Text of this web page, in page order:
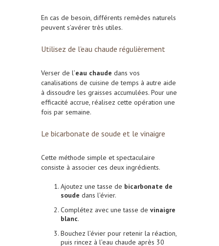
En cas de besoin, différents remèdes naturels
peuvent s’avérer très utiles.
Utilisez de l’eau chaude régulièrement
Verser de l’eau chaude dans vos
canalisations de cuisine de temps à autre aide
à dissoudre les graisses accumulées. Pour une
efficacité accrue, réalisez cette opération une
fois par semaine.
Le bicarbonate de soude et le vinaigre
Cette méthode simple et spectaculaire
consiste à associer ces deux ingrédients.
Ajoutez une tasse de bicarbonate de
soude dans l’évier.
Complétez avec une tasse de vinaigre
blanc.
Bouchez l’évier pour retenir la réaction,
puis rincez à l’eau chaude après 30